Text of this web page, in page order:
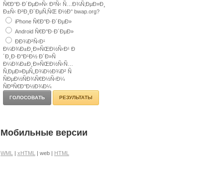
Ñ€Ð°Ð·Ð´ÐµÐ»Ñ‹ Ð²Ñ‹ Ñ…Ð¾Ñ‚ÐµÐ»Ð¸
Ð±Ñ‹ Ð²Ð¸Ð´ÐµÑ‚ÑŒ Ð½Ð° bwap.org?
iPhone Ñ€Ð°Ð·Ð´ÐµÐ»
Android Ñ€Ð°Ð·Ð´ÐµÐ»
ÐÐ¾Ð²Ñ‹Ð¹
Ð¼Ð¾Ð±Ð¸Ð»ÑŒÐ½Ñ‹Ð¹ Ð
´Ð¸Ð·Ð°Ð¹Ð½ Ð´Ð»Ñ
Ð¼Ð¾Ð±Ð¸Ð»ÑŒÐ½Ñ‹Ñ…
Ñ‚ÐµÐ»ÐµÑ„Ð¾Ð½Ð¾Ð² Ñ
ÑÐµÐ½ÑÐ¾Ñ€Ð½Ñ‹Ð¼
ÑÐºÑ€Ð°Ð½Ð¾Ð¼
РЕЗУЛЬТАТЫ
Мобильные версии
WML | xHTML | web | HTML